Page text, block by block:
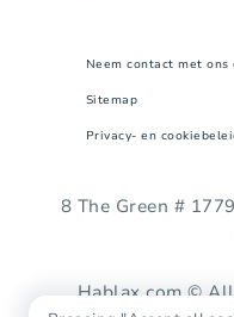
Neem contact met ons
Sitemap
Privacy- en
8 The Green #
Hablax.com ©